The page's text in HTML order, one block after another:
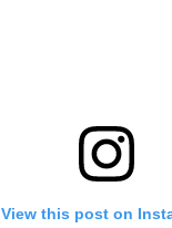
View this post on